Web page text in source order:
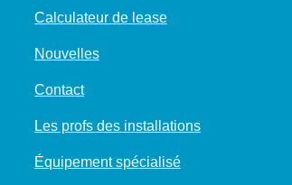
Calculateur de lease
Nouvelles
Contact
Les profs des installations
Équipement spécialisé